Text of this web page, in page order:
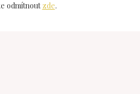
odmítnoutzde.